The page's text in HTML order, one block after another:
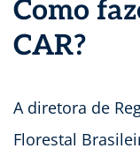
Como
CAR?
A diretora de
Florestal